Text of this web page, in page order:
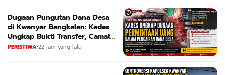
Dugaan Pungutan Dana Desa
di Kwanyar Bangkalan: Kades
Ungkap Bukti Transfer, Camat
Beri Bantahan Tegas
PERISTIWA•22 jam yang lalu